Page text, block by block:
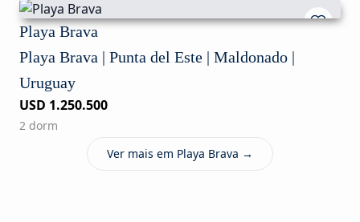
Playa Brava
Playa Brava | Punta del Este | Maldonado |
Uruguay
USD 1.250.500
2 dorm
Ver mais em Playa Brava →